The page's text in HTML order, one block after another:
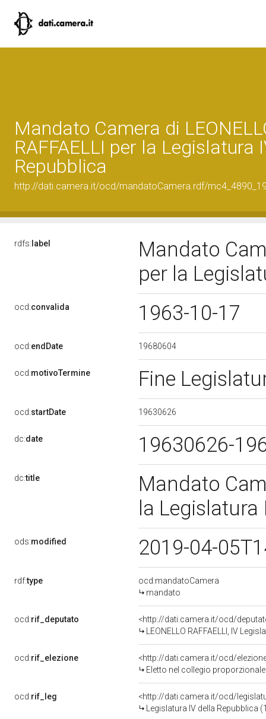
Mandato Camera di
RAFFAELLI per la Legislatura
Repubblica
http://dati.camera.it/ocd/mandatoCamera.rdf/
rdfs: label
Mandato
per la
ocd:convalida 1963-10-17
ocd:endDate 19680604
ocd:motivoTermine Fine
ocd:startDate 19630626
dc:date 19630626-
dc:title
Mandato
la
ods:modified 2019-04-
rdf:type
ocd:mandatoCamera
mandato
ocd:rif_deputato
<http://dati.camera.it/ocd/
LEONELLO RAFFAELLI, IV
ocd:rif_elezione
<http://dati.camera.it/ocd/
Eletto nel collegio
ocd:rif_leg
<http://dati.camera.it/ocd/
Legislatura IV della Repubblica